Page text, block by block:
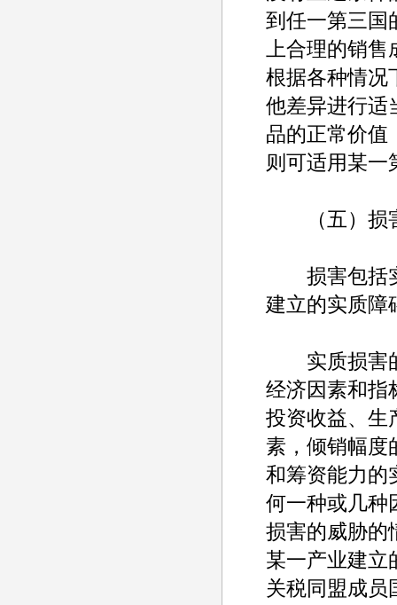
到任一第三国
上合理的销
根据各种情况
他差异进行适
品的正常价值
则可适用某一
（五）损
损害包括实
建立的实质障
实质损害的
经济因素和指
投资收益、生
素，倾销幅度
和筹资能力的
何一种或几种
损害的威胁的
某一产业建立
关税同盟成员